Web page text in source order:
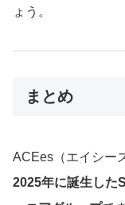
ょう。
まとめ
ACEes（エイシー
2025年に誕生した